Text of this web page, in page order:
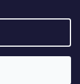
vyhrazena.